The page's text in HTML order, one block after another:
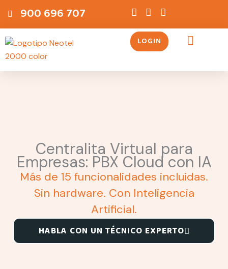
900 696 707
LOGIN
Centralita Virtual para
Empresas: PBX Cloud con IA
Más de 15 funcionalidades incluidas.
Sin hardware. Con Inteligencia
Artificial.
HABLA CON UN TÉCNICO EXPERTO